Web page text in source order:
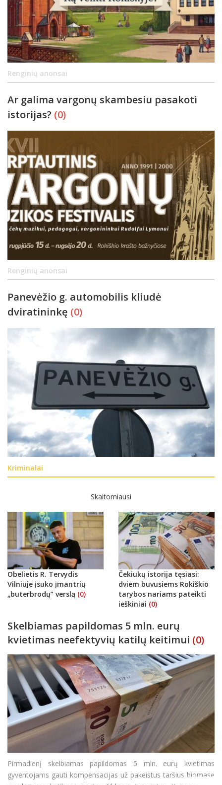
Renginių anonsai
Ar galima vargonų skambesiu pasakoti
istorijas? (0)
Renginių anonsai
Panevėžio g. automobilis kliudė
dviratininkę (0)
Kriminalai
Skaitomiausi
Obelietis R. Tervydis
Vilniuje įsuko įmantrių
„buterbrodų“ verslą (0)
Čekiukų istorija tęsiasi:
dviem buvusiems Rokiškio
tarybos nariams pateikti
ieškiniai (0)
Skelbiamas papildomas 5 mln. eurų
kvietimas neefektyvių katilų keitimui (0)
Pirmadienį skelbiamas papildomas 5 mln. eurų kvietimas
gyventojams gauti kompensacijas už pakeistus taršius biomasę